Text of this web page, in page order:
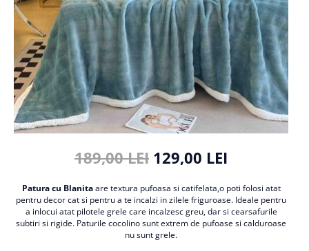
Cearceaf cu elastic
Cearceaf normal
Lenjerii De Pat Creponate
Lenjerii De Pat Bumbac Poplin 2
Persoane
Lenjerii De Pat Bumbac Poplin,
Matlasate, 2 Persoane
Lenjerii De Pat Bumbac Satinat 2
Lenjerii De Pat Volanase
Lenjerii De Pat, Finet Premium 3D,
2 Persoane
Lenjerii De Pat Jacquard
189,00 LEI 129,00 LEI
Patura cu Blanitaare textura pufoasa si catifelata,o poti folosi atat
pentru decor cat si pentru a te incalzi in zilele friguroase. Ideale pentru
a inlocui atat pilotele grele care incalzesc greu, dar si cearsafurile
subtiri si rigide. Paturile cocolino sunt extrem de pufoase si calduroase
nu sunt grele.